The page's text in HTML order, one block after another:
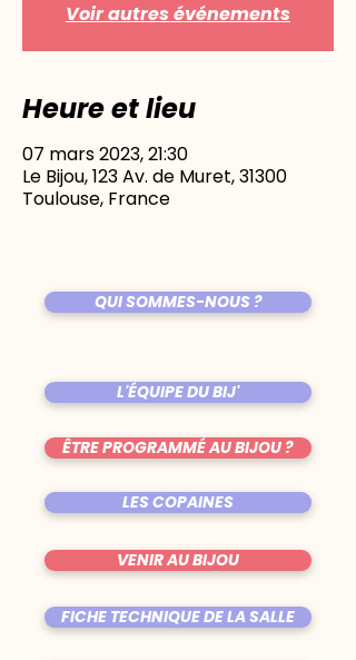
Voir autres événements
Heure et lieu
07 mars 2023, 21:30
Le Bijou, 123 Av. de Muret, 31300
Toulouse, France
QUI SOMMES-NOUS ?
L'ÉQUIPE DU BIJ'
ÊTRE PROGRAMMÉ AU BIJOU ?
LES COPAINES
VENIR AU BIJOU
FICHE TECHNIQUE DE LA SALLE